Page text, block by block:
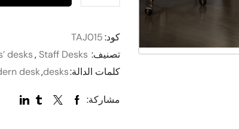
كود:TAJ015
تصنيف:
desks, Staff Desks
كلمات الدالة:desks
,
desk
مشاركة: